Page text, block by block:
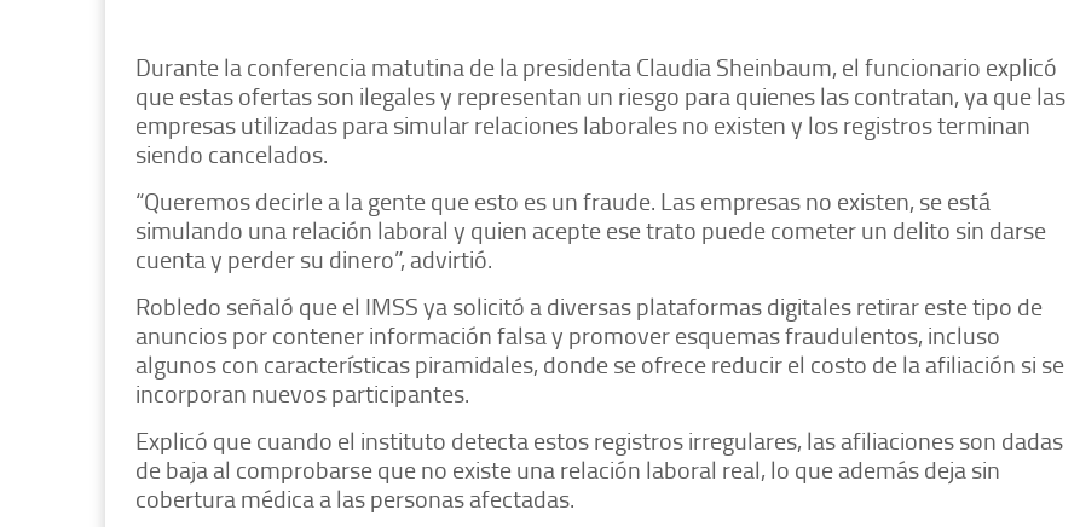
Durante la conferencia matutina de la presidenta Claudia Sheinbaum, el funcionario explicó
que estas ofertas son ilegales y representan un riesgo para quienes las contratan, ya que las
empresas utilizadas para simular relaciones laborales no existen y los registros terminan
siendo cancelados.
“Queremos decirle a la gente que esto es un fraude. Las empresas no existen, se está
simulando una relación laboral y quien acepte ese trato puede cometer un delito sin darse
cuenta y perder su dinero”, advirtió.
Robledo señaló que el IMSS ya solicitó a diversas plataformas digitales retirar este tipo de
anuncios por contener información falsa y promover esquemas fraudulentos, incluso
algunos con características piramidales, donde se ofrece reducir el costo de la afiliación si se
incorporan nuevos participantes.
Explicó que cuando el instituto detecta estos registros irregulares, las afiliaciones son dadas
de baja al comprobarse que no existe una relación laboral real, lo que además deja sin
cobertura médica a las personas afectadas.